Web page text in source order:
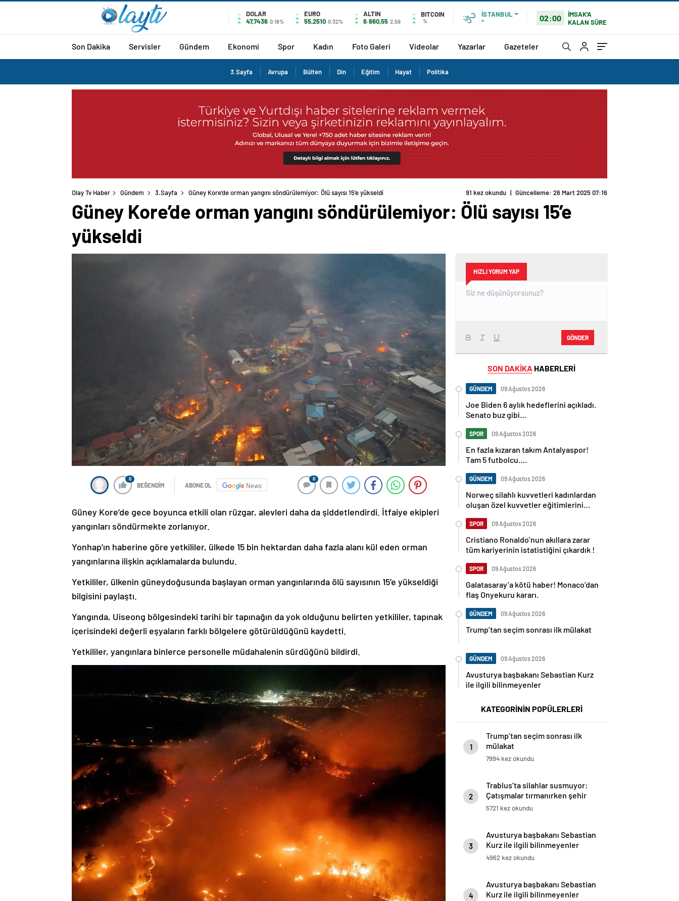
DOLAR
47,7436 0.18%
EURO
55,2510 0.32%
ALTIN
6.660,55 2,59
BITCOIN
%
İSTANBUL
°
02:00
İMSAK'A
KALAN SÜRE
Son Dakika Servisler Gündem Ekonomi Spor Kadın Foto Galeri Videolar Yazarlar Gazeteler
3.Sayfa Avrupa Bülten Din Eğitim Hayat Politika
Olay Tv Haber Gündem 3.Sayfa Güney Kore’de orman yangını söndürülemiyor: Ölü sayısı 15’e yükseldi 91 kez okundu | Güncelleme: 26 Mart 2025 07:16
Güney Kore’de orman yangını söndürülemiyor: Ölü sayısı 15’e
yükseldi
0
BEĞENDİM ABONE OL News
0
Güney Kore’de gece boyunca etkili olan rüzgar, alevleri daha da şiddetlendirdi. İtfaiye ekipleri
yangınları söndürmekte zorlanıyor.
Yonhap’ın haberine göre yetkililer, ülkede 15 bin hektardan daha fazla alanı kül eden orman
yangınlarına ilişkin açıklamalarda bulundu.
Yetkililer, ülkenin güneydoğusunda başlayan orman yangınlarında ölü sayısının 15’e yükseldiği
bilgisini paylaştı.
Yangında, Uiseong bölgesindeki tarihi bir tapınağın da yok olduğunu belirten yetkililer, tapınak
içerisindeki değerli eşyaların farklı bölgelere götürüldüğünü kaydetti.
Yetkililer, yangınlara binlerce personelle müdahalenin sürdüğünü bildirdi.
HIZLI YORUM YAP
GÖNDER
SON DAKİKA HABERLERİ
GÜNDEM 09 Ağustos 2026
Joe Biden 6 aylık hedeflerini açıkladı.
Senato buz gibi…
SPOR 09 Ağustos 2026
En fazla kızaran takım Antalyaspor!
Tam 5 futbolcu….
GÜNDEM 09 Ağustos 2026
Norweç silahlı kuvvetleri kadınlardan
oluşan özel kuvvetler eğitimlerini
SPOR 09 Ağustos 2026
Cristiano Ronaldo’nun akıllara zarar
tüm kariyerinin istatistiğini çıkardık !
SPOR 09 Ağustos 2026
Galatasaray’a kötü haber! Monaco’dan
flaş Onyekuru kararı.
GÜNDEM 09 Ağustos 2026
Trump’tan seçim sonrası ilk mülakat
GÜNDEM 09 Ağustos 2026
Avusturya başbakanı Sebastian Kurz
ile ilgili bilinmeyenler
KATEGORİNİN POPÜLERLERİ
1
Trump’tan seçim sonrası ilk
mülakat
7994 kez okundu
2
Trablus’ta silahlar susmuyor:
Çatışmalar tırmanırken şehir
alarmda
5721 kez okundu
3
Avusturya başbakanı Sebastian
Kurz ile ilgili bilinmeyenler
4962 kez okundu
4
Avusturya başbakanı Sebastian
Kurz ile ilgili bilinmeyenler